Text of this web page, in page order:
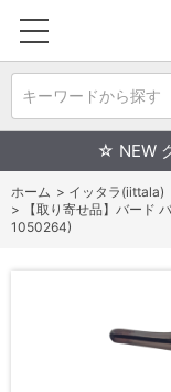
キーワードから探す
☆ NEW
ホーム > イッタラ(iittala)
>
【取り寄せ品】バード
1050264)